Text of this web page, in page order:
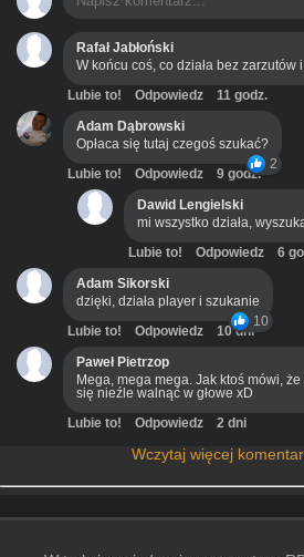
Rafał Jabłoński
W końcu coś, co działa bez
Lubie to! Odpowiedz
11 godz.
Adam Dąbrowski
Opłaca się tutaj czegoś szukać?
2
Lubie to! Odpowiedz
9 godz.
Dawid Lengielski
mi wszystko działa,
Lubie to! Odpowiedz
6
Adam Sikorski
dzięki, działa player i szukanie
10
Lubie to! Odpowiedz
10 dni
Paweł Pietrzop
Mega, mega mega. Jak ktoś mówi,
się nieźle walnąć w głowe xD
Lubie to! Odpowiedz 2 dni
Wczytaj więcej